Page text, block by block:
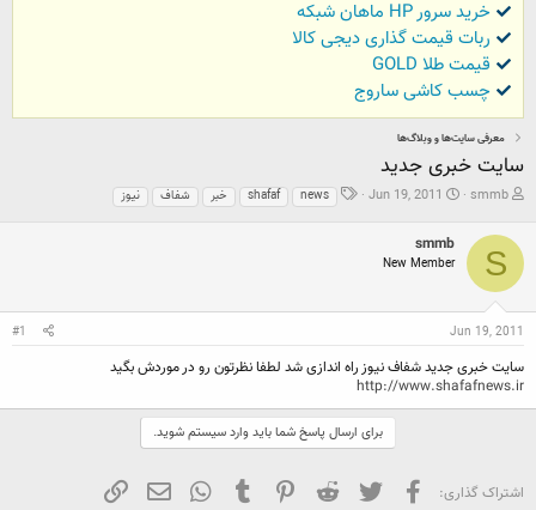
خرید سرور HP ماهان شبکه
ربات قیمت گذاری دیجی کالا
قیمت طلا GOLD
چسب کاشی ساروج
معرفی سایت‌ها و وبلاگ‌ها
سایت خبری جدید
ش
ع
ک
ن
ه
و
ض
و
smmb
ت
ی
خ
Jun 19, 2011
ب news
shafaf خبر شفاف نیوز
S
smmb
New Member
Jun 19, 2011
#1
سایت خبری جدید شفاف نیوز راه اندازی شد لطفا نظرتون رو در موردش بگید
http://www.shafafnews.ir
برای ارسال پاسخ شما باید وارد سیستم شوید.
اشتراک گذاری: فیسبوک تویتر Reddit
Pinterest
Tumblr
WhatsApp
ایمیل